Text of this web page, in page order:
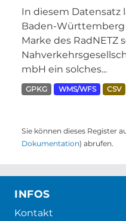
In diesem Datensatz
Baden-
Marke des RadNETZ
mbH ein solches...
GPKG WMS/WFS CSV
Sie können dieses Register
Dokumentation) abrufen.
INFOS
Kontakt